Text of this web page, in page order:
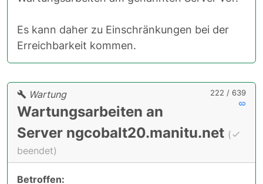
Es kann daher zu Einschränkungen bei der
Erreichbarkeit kommen.
222 / 639
Wartung
Wartungsarbeiten an
Server ngcobalt20.manitu.net (
beendet)
Betroffen: